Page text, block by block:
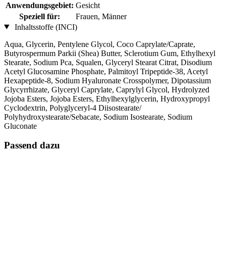
Anwendungsgebiet: Gesicht
Speziell für:
Frauen, Männer
Inhaltsstoffe (INCI)
Aqua, Glycerin, Pentylene Glycol, Coco Caprylate/Caprate,
Butyrospermum Parkii (Shea) Butter, Sclerotium Gum, Ethylhexyl
Stearate, Sodium Pca, Squalen, Glyceryl Stearat Citrat, Disodium
Acetyl Glucosamine Phosphate, Palmitoyl Tripeptide-38, Acetyl
Hexapeptide-8, Sodium Hyaluronate Crosspolymer, Dipotassium
Glycyrrhizate, Glyceryl Caprylate, Caprylyl Glycol, Hydrolyzed
Jojoba Esters, Jojoba Esters, Ethylhexylglycerin, Hydroxypropyl
Cyclodextrin, Polyglyceryl-4 Diisostearate/
Polyhydroxystearate/Sebacate, Sodium Isostearate, Sodium
Gluconate
Passend dazu